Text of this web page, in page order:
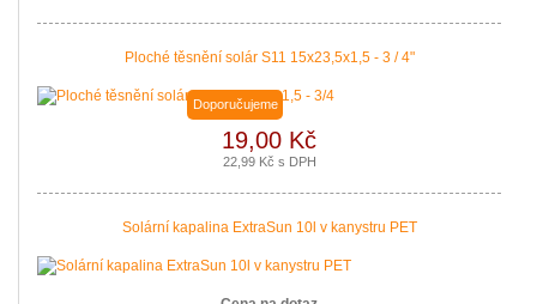
Ploché těsnění solár S11 15x23,5x1,5 - 3 / 4"
Doporučujeme
19,00 Kč
22,99 Kč s DPH
Solární kapalina ExtraSun 10l v kanystru PET